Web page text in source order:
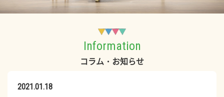
Information
コラム・お知らせ
2021.01.18